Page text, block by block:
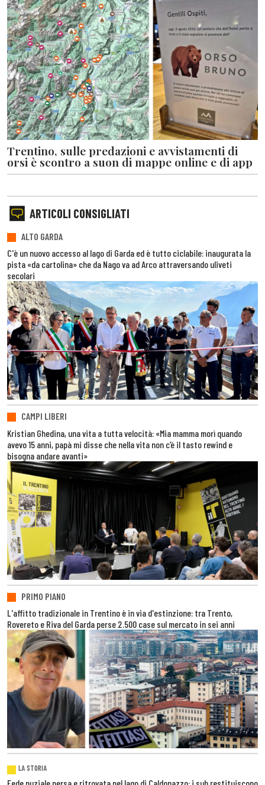
Trentino, sulle predazioni e avvistamenti di
orsi è scontro a suon di mappe online e di app
ARTICOLI CONSIGLIATI
ALTO GARDA
C'è un nuovo accesso al lago di Garda ed è tutto ciclabile: inaugurata la
pista «da cartolina» che da Nago va ad Arco attraversando uliveti
secolari
CAMPI LIBERI
Kristian Ghedina, una vita a tutta velocità: «Mia mamma morì quando
avevo 15 anni, papà mi disse che nella vita non c’è il tasto rewind e
bisogna andare avanti»
PRIMO PIANO
L'affitto tradizionale in Trentino è in via d'estinzione: tra Trento,
Rovereto e Riva del Garda perse 2.500 case sul mercato in sei anni
LA STORIA
Fede nuziale persa e ritrovata nel lago di Caldonazzo: i sub restituiscono